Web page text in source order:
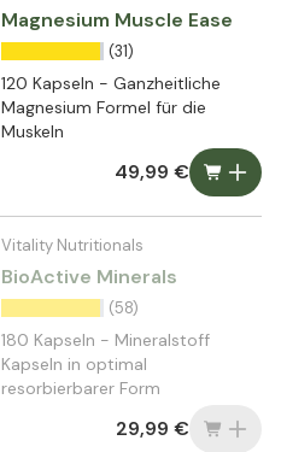
Magnesium Muscle Ease
(31)
120 Kapseln - Ganzheitliche
Magnesium Formel für die
Muskeln
49,99 €
Vitality Nutritionals
BioActive Minerals
(58)
180 Kapseln - Mineralstoff
Kapseln in optimal
resorbierbarer Form
29,99 €